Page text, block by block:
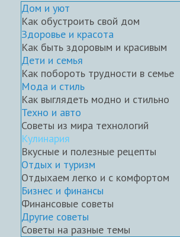
Дом и уют
Как обустроить свой дом
Здоровье и красота
Как быть здоровым и красивым
Дети и семья
Как побороть трудности в семье
Мода и стиль
Как выглядеть модно и стильно
Техно и авто
Советы из мира технологий
Кулинария
Вкусные и полезные рецепты
Отдых и туризм
Отдыхаем легко и с комфортом
Бизнес и финансы
Финансовые советы
Другие советы
Советы на разные темы